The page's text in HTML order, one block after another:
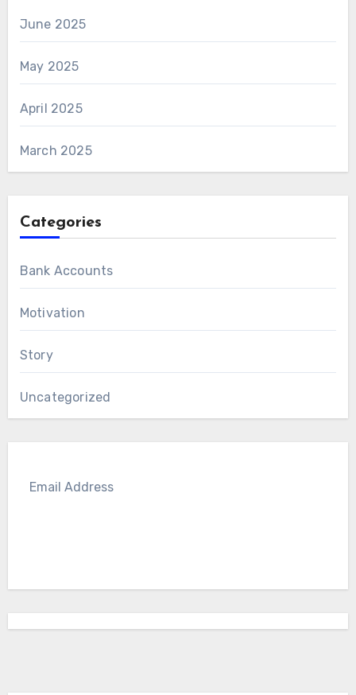
June 2025
May 2025
April 2025
March 2025
Categories
Bank Accounts
Motivation
Story
Uncategorized